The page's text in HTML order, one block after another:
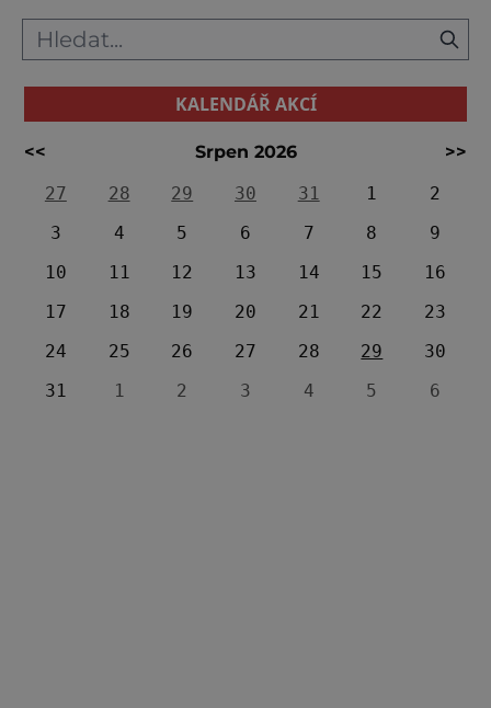
KALENDÁŘ AKCÍ
<< Srpen 2026
>>
27
28 29 30 31 1
2
3
4 5 6 7 8
9
10
11 12 13 14 15
16
17
18 19 20 21 22
23
24
25 26 27 28 29
30
31
1 2 3 4 5 6